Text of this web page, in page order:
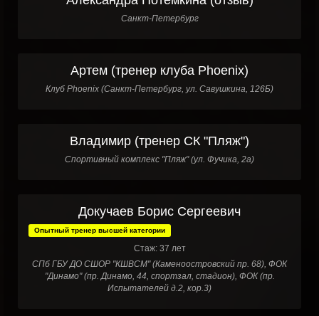
Санкт-Петербург
Артем (тренер клуба Phoenix)
Клуб Phoenix (Санкт-Петербург, ул. Савушкина, 126Б)
Владимир (тренер СК "Пляж")
Спортивный комплекс "Пляж" (ул. Фучика, 2а)
Докучаев Борис Сергеевич
Опытный тренер высшей категории
Стаж: 37 лет
СПб ГБУ ДО СШОР "КШВСМ" (Каменоостровский пр. 68), ФОК
"Динамо" (пр. Динамо, 44, спортзал, стадион), ФОК (пр.
Испытателей д.2, кор.3)